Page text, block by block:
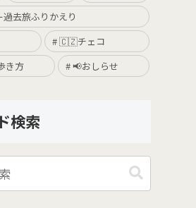
去旅ふりかえり
🇨🇿チェコ
き方
📢おしらせ
検索